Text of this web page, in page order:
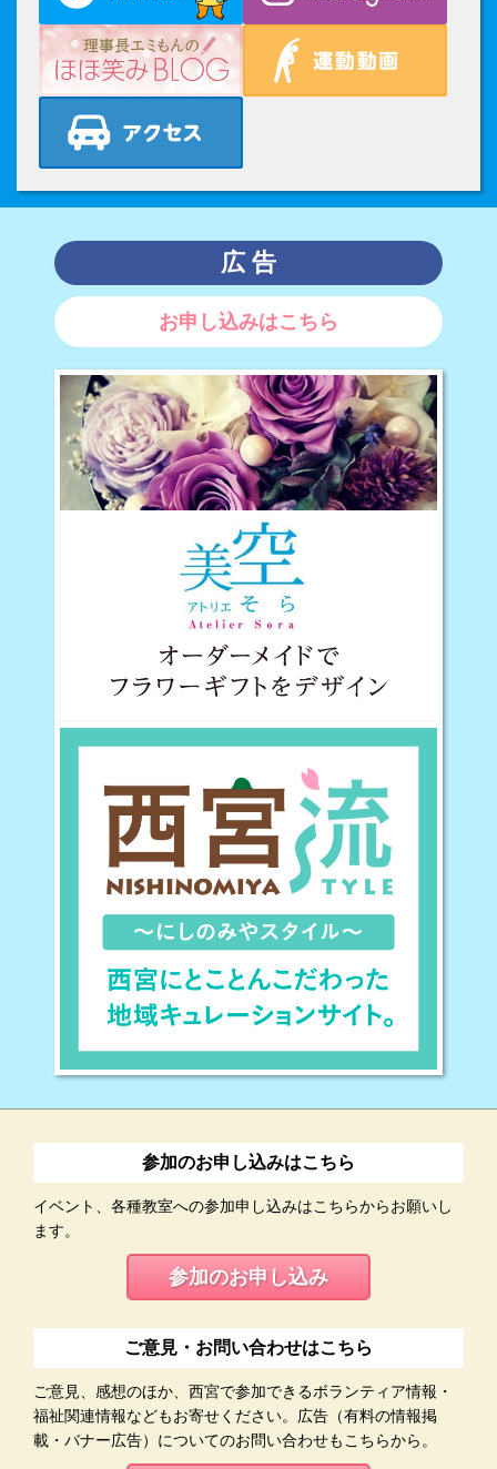
広 告
お申し込みはこちら
参加のお申し込みはこちら
イベント、各種教室への参加申し込みはこちらからお願いし
ます。
参加のお申し込み
ご意見・お問い合わせはこちら
ご意見、感想のほか、西宮で参加できるボランティア情報・
福祉関連情報などもお寄せください。広告（有料の情報掲
載・バナー広告）についてのお問い合わせもこちらから。